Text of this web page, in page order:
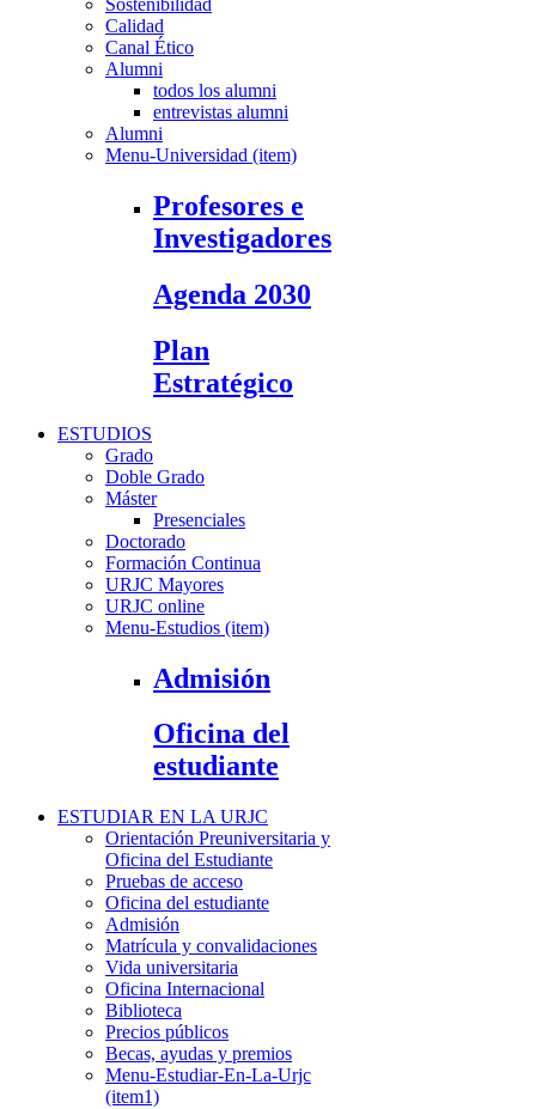
Sostenibilidad
Calidad
Canal Ético
Alumni
todos los alumni
entrevistas alumni
Alumni
Menu-Universidad (item)
Profesores e
Investigadores
Agenda 2030
Plan
Estratégico
ESTUDIOS
Grado
Doble Grado
Máster
Presenciales
Doctorado
Formación Continua
URJC Mayores
URJC online
Menu-Estudios (item)
Admisión
Oficina del
estudiante
ESTUDIAR EN LA URJC
Orientación Preuniversitaria y
Oficina del Estudiante
Pruebas de acceso
Oficina del estudiante
Admisión
Matrícula y convalidaciones
Vida universitaria
Oficina Internacional
Biblioteca
Precios públicos
Becas, ayudas y premios
Menu-Estudiar-En-La-Urjc
(item1)